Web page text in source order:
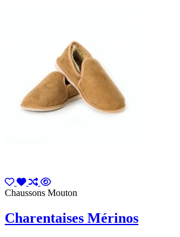
Chaussons Mouton
Charentaises Mérinos